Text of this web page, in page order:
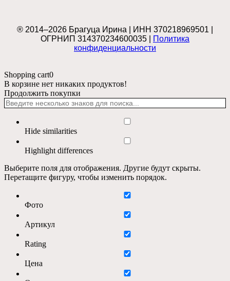
® 2014–2026 Брагуца Ирина | ИНН 370218969501 |
ОГРНИП 314370234600035 |
Политика
конфиденциальности
Shopping cart0
В корзине нет никаких продуктов!
Продолжить покупки
Hide similarities
Highlight differences
Выберите поля для отображения. Другие будут скрыты.
Перетащите фигуру, чтобы изменить порядок.
Фото
Артикул
Rating
Цена